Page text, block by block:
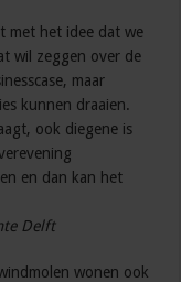
met het idee dat we
wil zeggen over de
maar
kunnen draaien.
ook diegene is
en dan kan het
Delft
wonen ook